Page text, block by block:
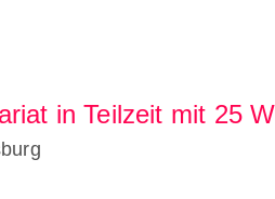
in Teilzeit mit 25